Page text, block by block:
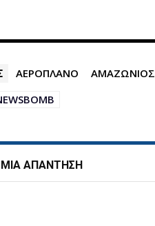
ΑΕΡΟΠΛΑΝΟ ΑΜΑΖΩΝΙΟΣ
ΑΠΑΝΤΗΣΗ